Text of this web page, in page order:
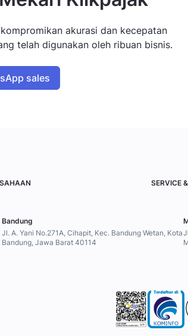
akurasi dan kecepatan
telah digunakan oleh ribuan bisnis.
sales
SERVICE
Bandung
Jl. A. Yani No.271A, Cihapit, Kec. Bandung Wetan, Kota
Bandung, Jawa Barat 40114